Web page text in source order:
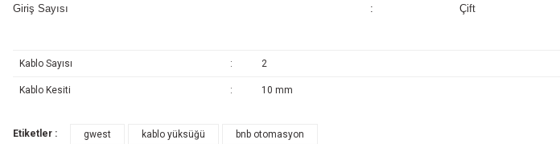
Giriş Sayısı : Çift
Kablo Sayısı : 2
Kablo Kesiti : 10 mm
Etiketler : gwest kablo yüksüğü bnb otomasyon